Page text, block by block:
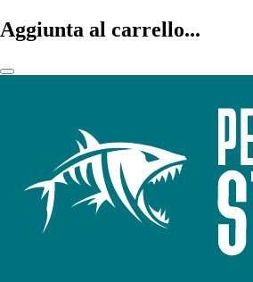
Aggiunta al carrello...